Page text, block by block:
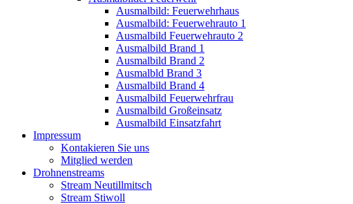
Ausmalbild: Feuerwehrhaus
Ausmalbild: Feuerwehrauto 1
Ausmalbild Feuerwehrauto 2
Ausmalbild Brand 1
Ausmalbild Brand 2
Ausmalbld Brand 3
Ausmalbild Brand 4
Ausmalbild Feuerwehrfrau
Ausmalbild Großeinsatz
Ausmalbild Einsatzfahrt
Impressum
Kontakieren Sie uns
Mitglied werden
Drohnenstreams
Stream Neutillmitsch
Stream Stiwoll